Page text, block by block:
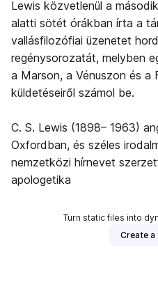
Lewis közvetlenül a
alatti sötét órákban írta a
vallásfilozófiai üzenetet
regénysorozatát, melyben
a Marson, a Vénuszon és a
küldetéseiről számol be.
C. S. Lewis (1898– 1963)
Oxfordban, és széles
nemzetközi hírnevet
apologetika
Turn static files into
Create